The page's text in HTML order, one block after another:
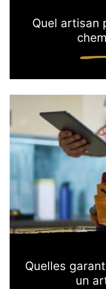
Quel artisan
Quelles
un